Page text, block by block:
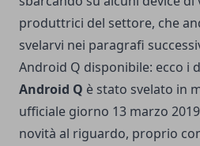
produttrici del settore, che
svelarvi nei paragrafi
Android Q disponibile: ecco i
Android Q è stato svelato in
ufficiale giorno 13 marzo
novità al riguardo, proprio